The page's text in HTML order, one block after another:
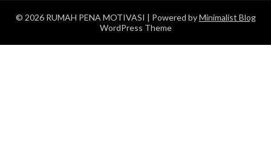
© 2026 RUMAH PENA MOTIVASI | Powered byMinimalist Blog
WordPress Theme